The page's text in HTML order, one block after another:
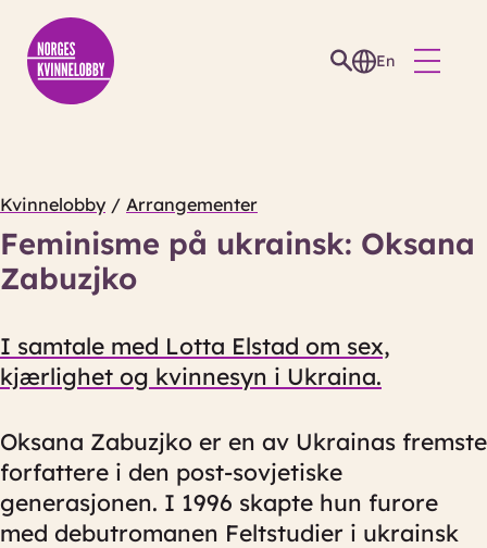
En
Kvinnelobby/ Arrangementer
Feminisme på ukrainsk: Oksana
Zabuzjko
I samtale med Lotta Elstad om sex,
kjærlighet og kvinnesyn i Ukraina.
Oksana Zabuzjko er en av Ukrainas fremste
forfattere i den post-sovjetiske
generasjonen. I 1996 skapte hun furore
med debutromanen Feltstudier i ukrainsk